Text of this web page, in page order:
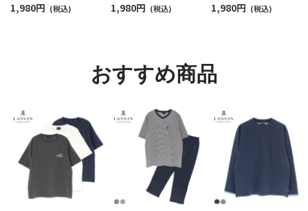
スニーカー丈ソックス
1,980円 (税込)
ンポイントソックス シ
1,980円 (税込)
ロベア オーガニック
1,980円 (税込)
おすすめ商品